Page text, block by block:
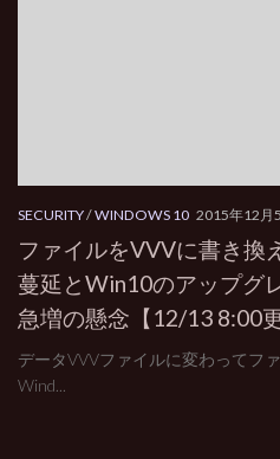
SECURITY/WINDOWS 10 2015年12月
ファイルをVVVに書き換
蔓延とWin10のアップグ
急増の懸念【12/13 8:00更
データVVVファイルに変わってフ
Wind...